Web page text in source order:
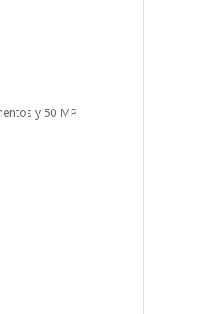
y 50 MP